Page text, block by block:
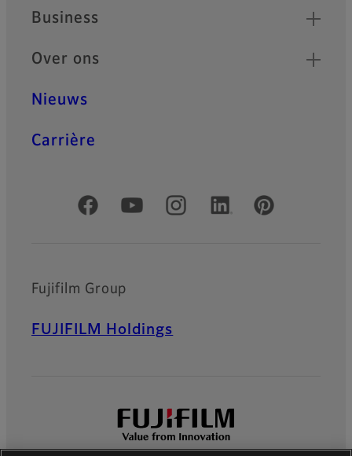
Business
Over ons
Nieuws
Carrière
Officiële sociale media
Fujifilm Group
FUJIFILM Holdings